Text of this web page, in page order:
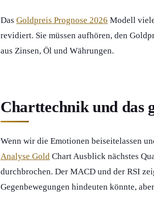
Das Goldpreis Prognose 2026 Modell
revidiert. Sie müssen aufhören, den
aus Zinsen, Öl und Währungen.
Charttechnik und das
Wenn wir die Emotionen beiseitelassen
Analyse Gold Chart Ausblick nächstes
durchbrochen. Der MACD und der RSI
Gegenbewegungen hindeuten könnte,